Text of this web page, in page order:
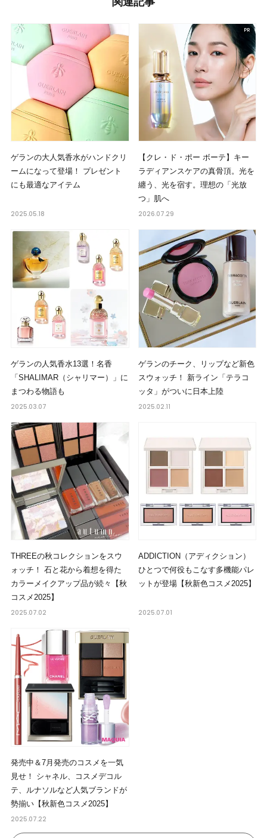
ゲランの大人気香水がハンドクリ
ームになって登場！ プレゼント
にも最適なアイテム
2025.05.18
【クレ・ド・ポー ボーテ】キー
ラディアンスケアの真骨頂。光を
纏う、光を宿す。理想の「光放
つ」肌へ
2026.07.29
ゲランの人気香水13選！名香
「SHALIMAR（シャリマー）」に
まつわる物語も
2025.03.07
ゲランのチーク、リップなど新色
スウォッチ！ 新ライン「テラコ
ッタ」がついに日本上陸
2025.02.11
THREEの秋コレクションをスウ
ォッチ！ 石と花から着想を得た
カラーメイクアップ品が続々【秋
コスメ2025】
2025.07.02
ADDICTION（アディクション）
ひとつで何役もこなす多機能パレ
ットが登場【秋新色コスメ2025】
2025.07.01
発売中＆7月発売のコスメを一気
見せ！ シャネル、コスメデコル
テ、ルナソルなど人気ブランドが
勢揃い【秋新色コスメ2025】
2025.07.22